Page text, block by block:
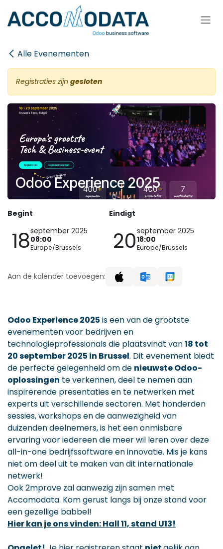
Overslaan naar inhoud
Alle Evenementen
Registraties zijn gesloten
Odoo Experience 2025
Begint
18september 2025
08:00
Europe/Brussels
Eindigt
20september 2025
18:00
Europe/Brussels
Aan de kalender toevoegen:
Odoo Experience 2025 is een van de grootste
evenementen voor bedrijven en
technologieprofessionals die plaatsvindt van18 tot
20 september 2025 in Brussel. Dit evenement biedt
de perfecte gelegenheid om de nieuwste Odoo-
oplossingen te verkennen, deel te nemen aan
inspirerende presentaties en te netwerken met
experts uit verschillende sectoren. Met honderden
sessies, workshops en de aanwezigheid van
duizenden deelnemers, is het een onmisbare
ervaring voor iedereen die meer wil leren over deze
all-in-one bedrijfssoftware en innovatie. Mis je kans
niet om deel uit te maken van dit internationale
netwerk!
Ook 2mprove zal aanwezig zijn samen met
Accomodata. Kom gerust langs bij onze stand voor
een gezellige babbel!
Hier kan je ons vinden: Hall 11, stand U13!